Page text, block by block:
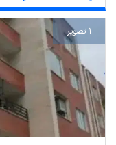
1 تصویر